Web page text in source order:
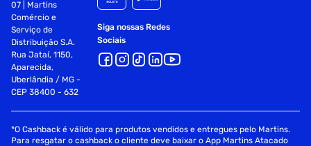
07 | Martins
Comércio e
Serviço de
Distribuição S.A.
Rua Jataí, 1150,
Aparecida,
Uberlândia / MG -
CEP 38400 - 632
Siga nossas Redes
Sociais
*O Cashback é válido para produtos vendidos e entregues pelo Martins.
Para resgatar o cashback o cliente deve baixar o App Martins Atacado